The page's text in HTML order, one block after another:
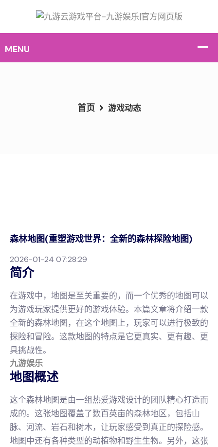
首页 游戏动态
森林地图(重塑游戏世界：全新的森林探险地图)
2026-01-24 07:28:29
简介
在游戏中，地图是至关重要的，而一个优秀的地图可以
为游戏玩家提供更好的游戏体验。本篇文章将介绍一款
全新的森林地图，在这个地图上，玩家可以进行极致的
探险和冒险。这款地图的特点是它更真实、更有趣、更
具挑战性。
九游娱乐
地图概述
这个森林地图是由一组热爱游戏设计的团队精心打造而
成的。这张地图覆盖了数百英亩的森林地区，包括山
脉、河流、岩石和树木，让玩家感受到真正的探险感。
地图中还有各种类型的动植物和野生生物。另外，这张